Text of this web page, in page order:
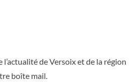
l’actualité de Versoix et de la région
boîte mail.